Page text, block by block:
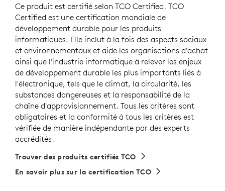
Ce produit est certifié selon TCO Certified. TCO
Certified est une certification mondiale de
développement durable pour les produits
informatiques. Elle inclut à la fois des aspects sociaux
et environnementaux et aide les organisations d'achat
ainsi que l'industrie informatique à relever les enjeux
de développement durable les plus importants liés à
l'électronique, tels que le climat, la circularité, les
substances dangereuses et la responsabilité de la
chaîne d'approvisionnement. Tous les critères sont
obligatoires et la conformité à tous les critères est
vérifiée de manière indépendante par des experts
accrédités.
Trouver des produits certifiés TCO
En savoir plus sur la certification TCO